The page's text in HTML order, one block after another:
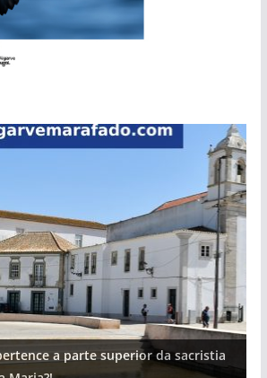
a parte superior da sacristia